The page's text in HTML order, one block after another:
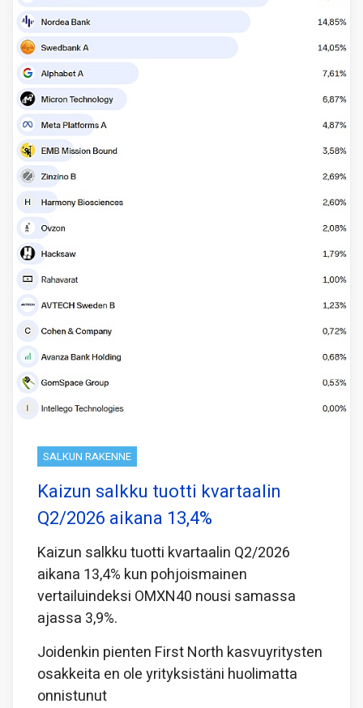
SALKUN RAKENNE
Kaizun salkku tuotti kvartaalin
Q2/2026 aikana 13,4%
Kaizun salkku tuotti kvartaalin Q2/2026
aikana 13,4% kun pohjoismainen
vertailuindeksi OMXN40 nousi samassa
ajassa 3,9%.
Joidenkin pienten First North kasvuyritysten
osakkeita en ole yrityksistäni huolimatta
onnistunut